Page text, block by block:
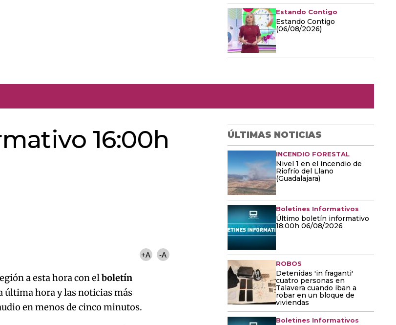
Estando Contigo
Estando Contigo
(06/08/2026)
16:00h
+A -A
a esta hora con elboletín
última hora y las noticias más
en menos de cinco minutos.
ÚLTIMAS NOTICIAS
INCENDIO FORESTAL
Nivel 1 en el incendio de
Riofrío del Llano
(Guadalajara)
Boletines Informativos
Último boletín informativo
18:00h 06/08/2026
ROBOS
Detenidas 'in fraganti'
cuatro personas en
Talavera cuando iban a
robar en un bloque de
viviendas
Boletines Informativos